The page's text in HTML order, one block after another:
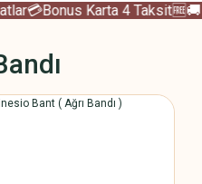
💳Bonus Karta 4 Taksit🆓🚚